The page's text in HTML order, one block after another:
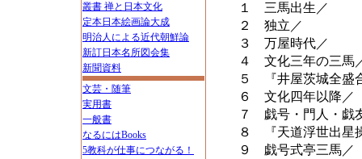
叢書 禅と日本文化
定本日本絵画論大成
明治人による近代朝鮮論
新訂日本名所図会集
新聞資料
文芸・随筆
実用書
一般書
なるにはBooks
5教科が仕事につながる！
１ 三馬出生／
２ 独立／
３ 万屋時代／
４ 文化三年の三馬
５ 『井屋茨城全盛
６ 文化四年以降／
７ 戯号・門人・戯
８ 『天道浮世出星
９ 戯号式亭三馬／